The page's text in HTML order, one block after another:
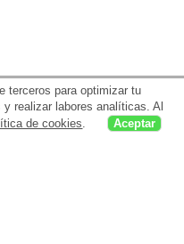
terceros para optimizar tu
realizar labores analíticas. Al
de cookies Aceptar